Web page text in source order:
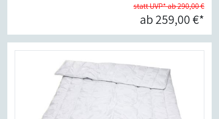
statt UVP* ab 290,00 €
ab 259,00 €*